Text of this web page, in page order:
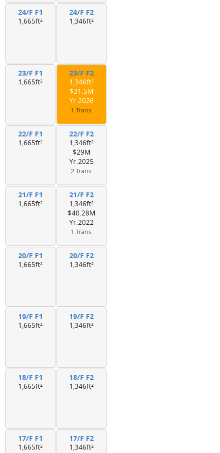
24/F F1
1,665ft²
24/F F2
1,346ft²
23/F F1
1,665ft²
23/F F2
1,346ft²
$31.5M
Yr.2026
1 Trans.
22/F F1
1,665ft²
22/F F2
1,346ft²
$29M
Yr.2025
2 Trans.
21/F F1
1,665ft²
21/F F2
1,346ft²
$40.28M
Yr.2022
1 Trans.
20/F F1
1,665ft²
20/F F2
1,346ft²
19/F F1
1,665ft²
19/F F2
1,346ft²
18/F F1
1,665ft²
18/F F2
1,346ft²
17/F F1
1,665ft²
17/F F2
1,346ft²